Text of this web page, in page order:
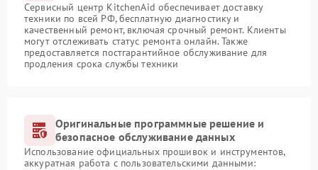
Сервисный центр KitchenAid обеспечивает доставку
техники по всей РФ, бесплатную диагностику и
качественный ремонт, включая срочный ремонт. Клиенты
могут отслеживать статус ремонта онлайн. Также
предоставляется постгарантийное обслуживание для
продления срока службы техники
Оригинальные программные решение и
безопасное обслуживание данных
Использование официальных прошивок и инструментов,
аккуратная работа с пользовательскими данными: